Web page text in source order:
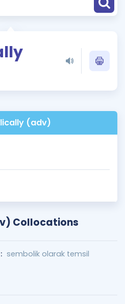
(adv)
Collocations
sembolik olarak temsil